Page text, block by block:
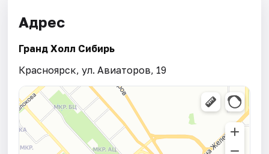
Адрес
Гранд Холл Сибирь
Красноярск, ул. Авиаторов, 19